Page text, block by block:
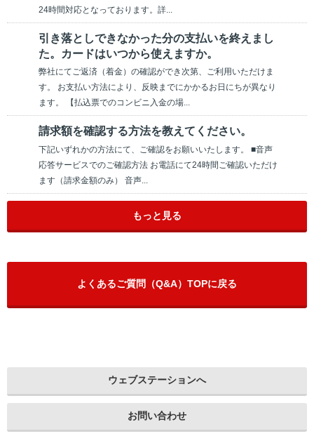
24時間対応となっております。詳...
引き落としできなかった分の支払いを終えまし
た。カードはいつから使えますか。
弊社にてご返済（着金）の確認ができ次第、ご利用いただけま
す。 お支払い方法により、反映までにかかるお日にちが異なり
ます。 【払込票でのコンビニ入金の場...
請求額を確認する方法を教えてください。
下記いずれかの方法にて、ご確認をお願いいたします。 ■音声
応答サービスでのご確認方法 お電話にて24時間ご確認いただけ
ます（請求金額のみ） 音声...
もっと見る
よくあるご質問（Q&A）TOPに戻る
ウェブステーションへ
お問い合わせ